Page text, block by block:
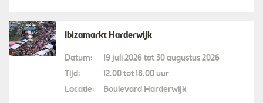
Ibizamarkt Harderwijk
Datum:
19 juli 2026 tot 30 augustus 2026
Tijd:
12.00 tot 18.00 uur
Locatie:
Boulevard Harderwijk